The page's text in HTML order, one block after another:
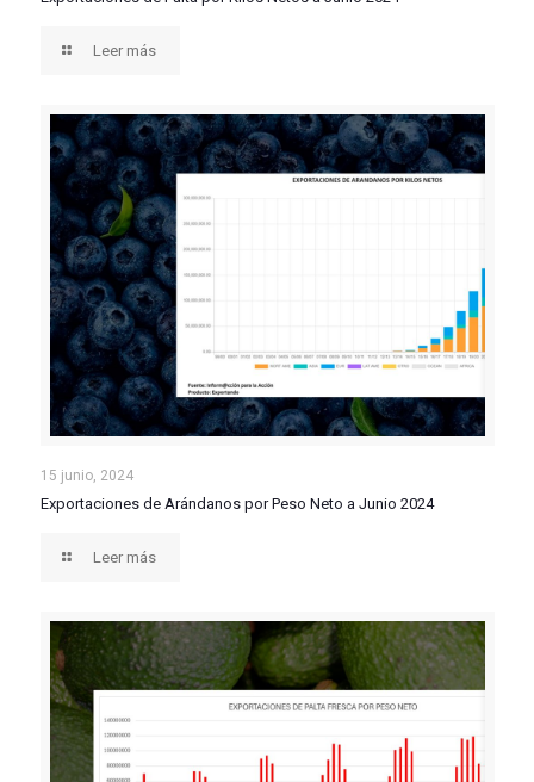
Leer más
Exportaciones de Arándanos por Peso Neto a Junio
15 junio, 2024
Exportaciones de Arándanos por Peso Neto a Junio 2024
Leer más